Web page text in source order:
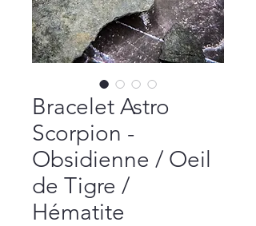
Bracelet Astro
Scorpion -
Obsidienne / Oeil
de Tigre /
Hématite